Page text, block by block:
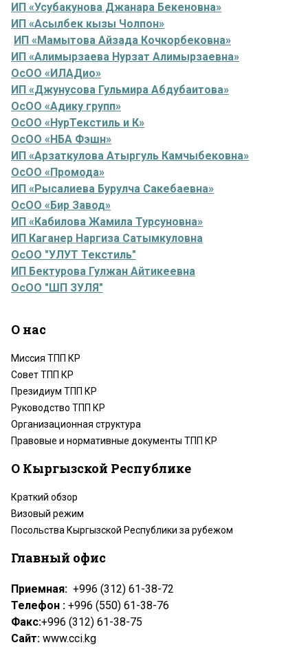
ИП «Усубакунова Джанара Бекеновна»
ИП «Асылбек кызы Чолпон»
ИП «Мамытова Айзада Кочкорбековна»
ИП «Алимырзаева Нурзат Алимырзаевна»
ОсОО «ИЛАДио»
ИП «Джунусова Гульмира Абдубаитова»
ОсОО «Адику групп»
ОсОО «НурТекстиль и К»
ОсОО «НБА Фэшн»
ИП «Арзаткулова Атыргуль Камчыбековна»
ОсОО «Промода»
ИП «Рысалиева Бурулча Сакебаевна»
ОсОО «Бир Завод»
ИП «Кабилова Жамила Турсуновна»
ИП Каганер Наргиза Сатымкуловна
ОсОО "УЛУТ Текстиль"
ИП Бектурова Гулжан Айтикеевна
ОсОО "ШП ЗУЛЯ"
О нас
Миссия ТПП КР
Совет ТПП КР
Президиум ТПП КР
Руководство ТПП КР
Организационная структура
Правовые и нормативные документы ТПП КР
О Кыргызской Республике
Краткий обзор
Визовый режим
Посольства Кыргызской Республики за рубежом
Главный офис
Приемная: +996 (312) 61-38-72
Телефон : +996 (550) 61-38-76
Факс:+996 (312) 61-38-75
Сайт: www.cci.kg